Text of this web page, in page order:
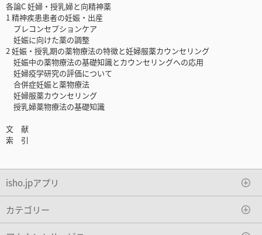
各論C 妊婦・授乳婦と向精神薬
1 精神疾患患者の妊娠・出産
プレコンセプションケア
妊娠に向けた薬の調整
2 妊娠・授乳期の薬物療法の特徴と妊婦服薬カウンセリング
妊娠中の薬物療法の基礎知識とカウンセリングへの応用
妊婦疫学研究の評価について
合併症妊娠と薬物療法
妊婦服薬カウンセリング
授乳婦薬物療法の基礎知識
文 献
索 引
isho.jpアプリ
カテゴリー